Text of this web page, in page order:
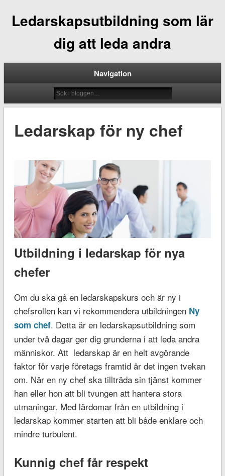
Ledarskapsutbildning som lär
dig att leda andra
Navigation
Ledarskap för ny chef
Utbildning i ledarskap för nya
chefer
Om du ska gå en ledarskapskurs och är ny i
chefsrollen kan vi rekommendera utbildningen Ny
som chef. Detta är en ledarskapsutbildning som
under två dagar ger dig grunderna i att leda andra
människor. Att ledarskap är en helt avgörande
faktor för varje företags framtid är det ingen tvekan
om. När en ny chef ska tillträda sin tjänst kommer
han eller hon att bli tvungen att hantera stora
utmaningar. Med lärdomar från en utbildning i
ledarskap kommer starten att bli både enklare och
mindre turbulent.
Kunnig chef får respekt